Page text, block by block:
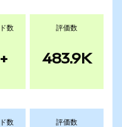
数 評価数
483.9K
数 評価数